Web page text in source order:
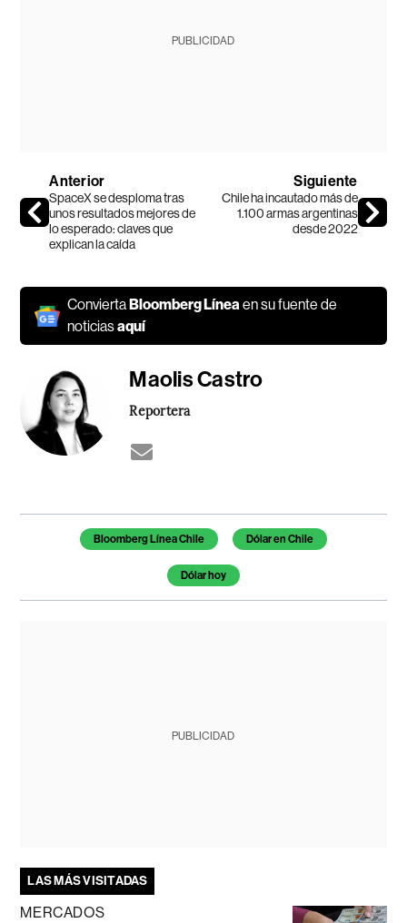
PUBLICIDAD
Anterior
SpaceX se desploma tras
unos resultados mejores de
lo esperado: claves que
explican la caída
Siguiente
Chile ha incautado más de
1.100 armas argentinas
desde 2022
Convierta Bloomberg Líneaen su fuente de
noticiasaquí
Maolis Castro
Reportera
Temas de este artículo
Bloomberg Línea Chile Dólar en Chile
Dólar hoy
PUBLICIDAD
LAS MÁS VISITADAS
MERCADOS